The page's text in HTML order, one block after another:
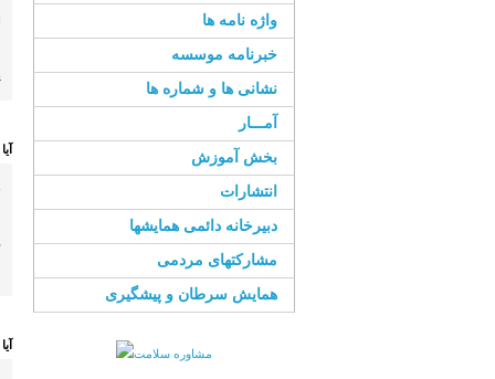
واژه نامه ها
خبرنامه موسسه
نشانی ها و شماره ها
آمـــار
بخش آموزش
انتشارات
دبیرخانه دائمی همایشها
مشارکتهای مردمی
همایش سرطان و پیشگیری